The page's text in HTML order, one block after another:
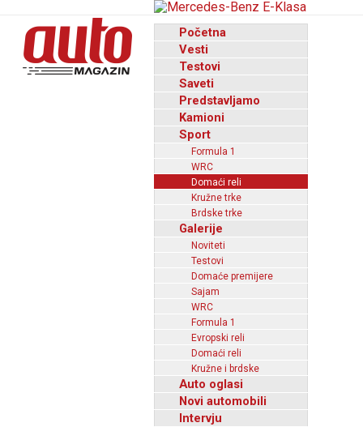
Početna
Vesti
Testovi
Saveti
Predstavljamo
Kamioni
Sport
Formula 1
WRC
Domaći reli
Kružne trke
Brdske trke
Galerije
Noviteti
Testovi
Domaće premijere
Sajam
WRC
Formula 1
Evropski reli
Domaći reli
Kružne i brdske
Auto oglasi
Novi automobili
Intervju